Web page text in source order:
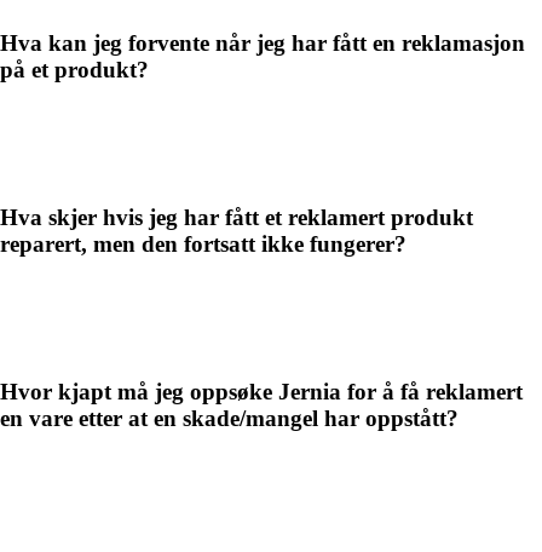
Hva kan jeg forvente når jeg har fått en reklamasjon
på et produkt?
Hva skjer hvis jeg har fått et reklamert produkt
reparert, men den fortsatt ikke fungerer?
Hvor kjapt må jeg oppsøke Jernia for å få reklamert
en vare etter at en skade/mangel har oppstått?